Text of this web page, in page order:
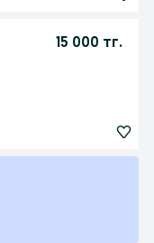
15 000 тг.